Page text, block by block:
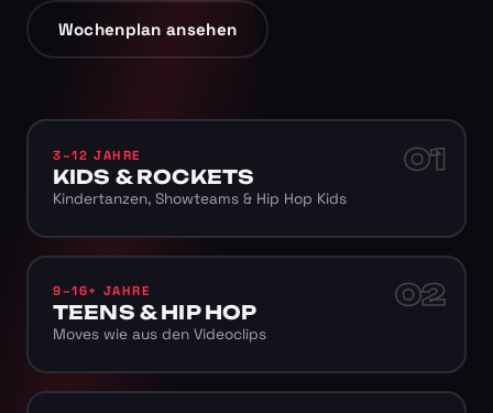
Wochenplan ansehen
01
3–12 JAHRE
KIDS & ROCKETS
Kindertanzen, Showteams & Hip Hop Kids
02
9–16+ JAHRE
TEENS & HIP HOP
Moves wie aus den Videoclips